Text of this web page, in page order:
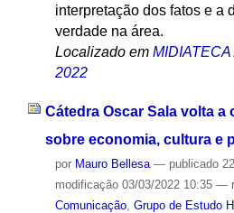
interpretação dos fatos e a
verdade na área.
Localizado em MIDIATECA
2022
Cátedra Oscar Sala volta a
sobre economia, cultura e
por Mauro Bellesa — publicado
modificação03/03/2022 10:35 —
Comunicação, Grupo de Estudo